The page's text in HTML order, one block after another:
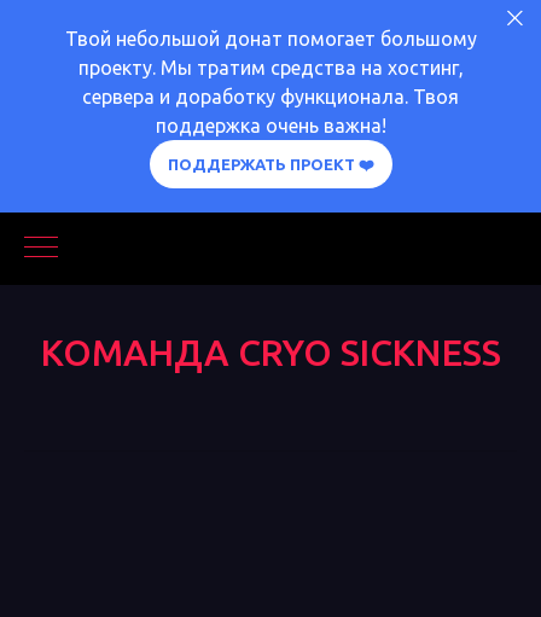
Твой небольшой донат помогает большому
проекту. Мы тратим средства на хостинг,
сервера и доработку функционала. Твоя
поддержка очень важна!
ПОДДЕРЖАТЬ ПРОЕКТ ❤️
КОМАНДА СRYO SICKNESS